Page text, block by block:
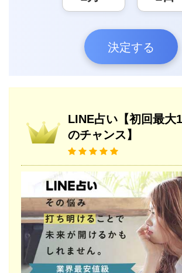
決定する
LINE占い【初回最大
のチャンス】